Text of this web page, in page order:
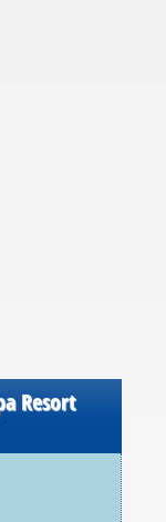
Resort